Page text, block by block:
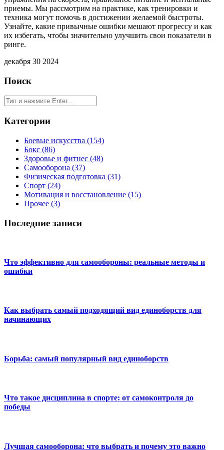
приемы. Мы рассмотрим на практике, как тренировки и
техника могут помочь в достижении желаемой быстроты.
Узнайте, какие привычные ошибки мешают прогрессу и как
их избегать, чтобы значительно улучшить свои показатели в
ринге.
декабря 30 2024
Поиск
Категории
Боевые искусства (154)
Бокс (86)
Здоровье и фитнес (48)
Самооборона (37)
Физическая подготовка (31)
Спорт (24)
Мотивация и восстановление (15)
Прочее (3)
Последние записи
Что эффективно для самообороны: реальные методы и
ошибки
Как выбрать самый подходящий вид единоборств для
начинающих
Борьба: самый популярный вид единоборств
Что такое дисциплина в спорте: от самоконтроля до
победы
Лучшая самооборона: что выбрать и почему это важно